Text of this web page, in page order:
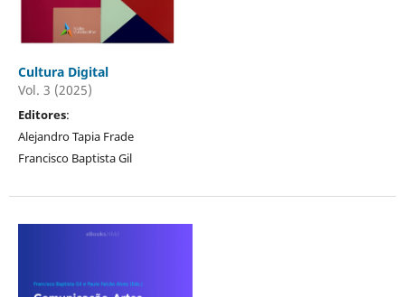
Cultura Digital
Vol. 3 (2025)
Editores:
Alejandro Tapia Frade
Francisco Baptista Gil